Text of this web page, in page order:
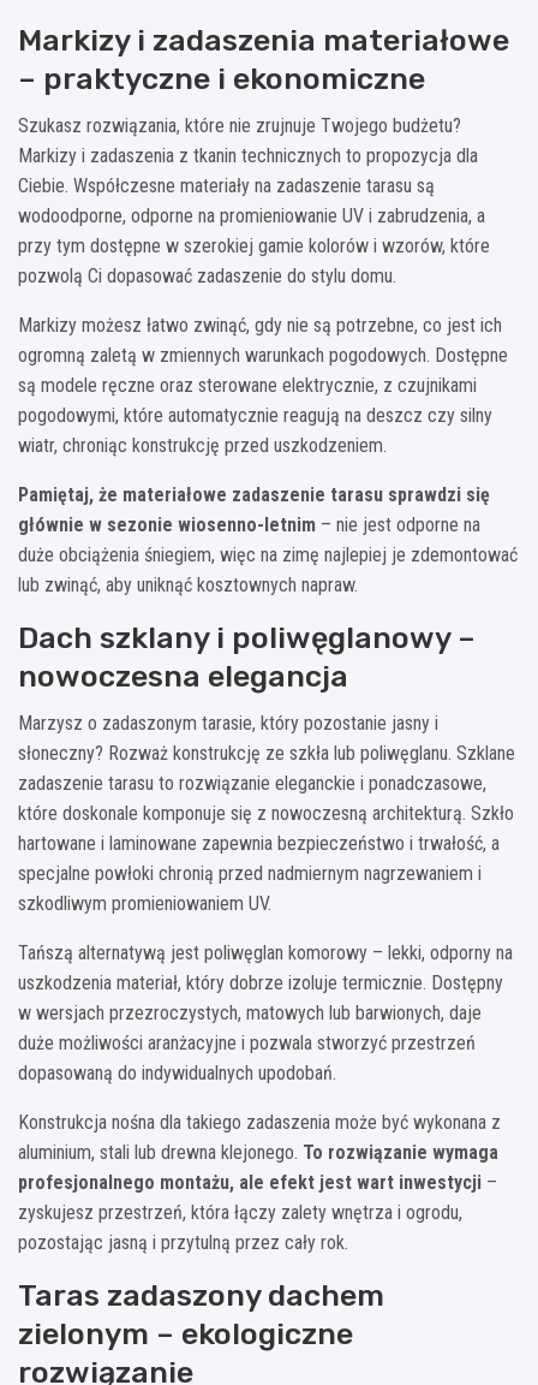
Markizy i zadaszenia materiałowe
– praktyczne i ekonomiczne
Szukasz rozwiązania, które nie zrujnuje Twojego budżetu?
Markizy i zadaszenia z tkanin technicznych to propozycja dla
Ciebie. Współczesne materiały na zadaszenie tarasu są
wodoodporne, odporne na promieniowanie UV i zabrudzenia, a
przy tym dostępne w szerokiej gamie kolorów i wzorów, które
pozwolą Ci dopasować zadaszenie do stylu domu.
Markizy możesz łatwo zwinąć, gdy nie są potrzebne, co jest ich
ogromną zaletą w zmiennych warunkach pogodowych. Dostępne
są modele ręczne oraz sterowane elektrycznie, z czujnikami
pogodowymi, które automatycznie reagują na deszcz czy silny
wiatr, chroniąc konstrukcję przed uszkodzeniem.
Pamiętaj, że materiałowe zadaszenie tarasu sprawdzi się
głównie w sezonie wiosenno-letnim – nie jest odporne na
duże obciążenia śniegiem, więc na zimę najlepiej je zdemontować
lub zwinąć, aby uniknąć kosztownych napraw.
Dach szklany i poliwęglanowy –
nowoczesna elegancja
Marzysz o zadaszonym tarasie, który pozostanie jasny i
słoneczny? Rozważ konstrukcję ze szkła lub poliwęglanu. Szklane
zadaszenie tarasu to rozwiązanie eleganckie i ponadczasowe,
które doskonale komponuje się z nowoczesną architekturą. Szkło
hartowane i laminowane zapewnia bezpieczeństwo i trwałość, a
specjalne powłoki chronią przed nadmiernym nagrzewaniem i
szkodliwym promieniowaniem UV.
Tańszą alternatywą jest poliwęglan komorowy – lekki, odporny na
uszkodzenia materiał, który dobrze izoluje termicznie. Dostępny
w wersjach przezroczystych, matowych lub barwionych, daje
duże możliwości aranżacyjne i pozwala stworzyć przestrzeń
dopasowaną do indywidualnych upodobań.
Konstrukcja nośna dla takiego zadaszenia może być wykonana z
aluminium, stali lub drewna klejonego. To rozwiązanie wymaga
profesjonalnego montażu, ale efekt jest wart inwestycji –
zyskujesz przestrzeń, która łączy zalety wnętrza i ogrodu,
pozostając jasną i przytulną przez cały rok.
Taras zadaszony dachem
zielonym – ekologiczne
rozwiązanie